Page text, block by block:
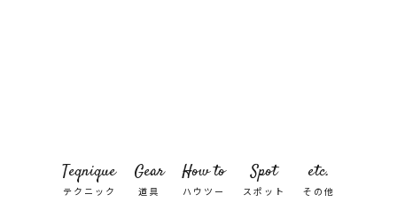
Teqnique
テクニック
Gear
道具
How to
ハウツー
Spot
スポット
etc.
その他